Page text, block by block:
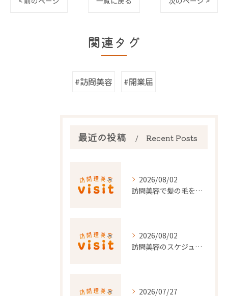
関連タグ
#訪問美容 #開業届
最近の投稿 Recent Posts
2026/08/02
訪問美容で髪の毛を整える事前準備と安心料金ポイントを徹底解説
2026/08/02
訪問美容のスケジュール調整を東京都でスムーズに行うポイント
2026/07/27